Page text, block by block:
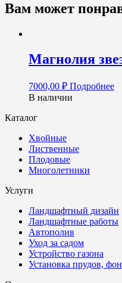
Вам может
Магнолия
7000,00 ₽ Подробнее
В наличии
Каталог
Хвойные
Лиственные
Плодовые
Многолетники
Услуги
Ландшафтный дизайн
Ландшафтные работы
Автополив
Уход за садом
Устройство газона
Установка прудов,